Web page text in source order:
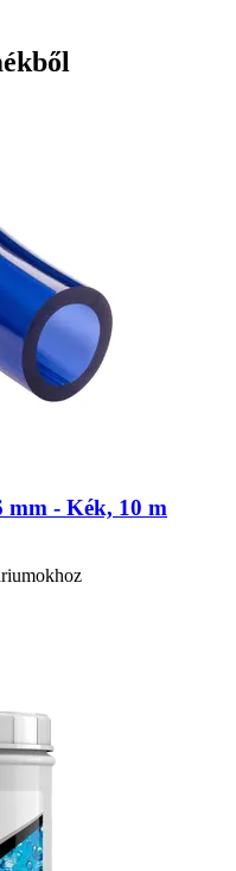
mm -​ Kék, 10 m